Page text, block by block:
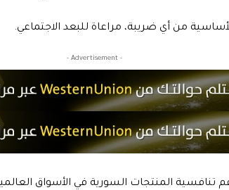
من أي ضريبة، مراعاة للبعد الاجتماعي.
- Advertisement -
تنافسية المنتجات السورية في الأسواق